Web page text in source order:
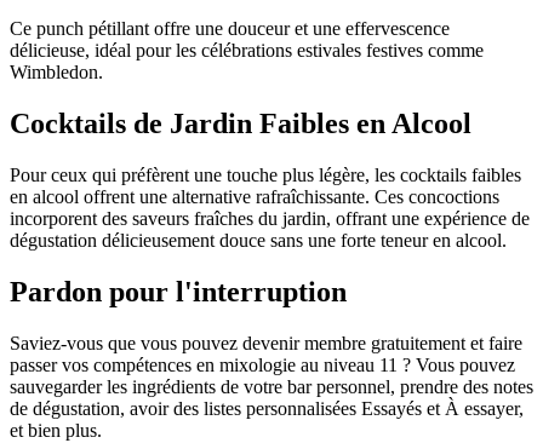
Ce punch pétillant offre une douceur et une effervescence
délicieuse, idéal pour les célébrations estivales festives comme
Wimbledon.
Cocktails de Jardin Faibles en Alcool
Pour ceux qui préfèrent une touche plus légère, les cocktails faibles
en alcool offrent une alternative rafraîchissante. Ces concoctions
incorporent des saveurs fraîches du jardin, offrant une expérience de
dégustation délicieusement douce sans une forte teneur en alcool.
Pardon pour l'interruption
Saviez-vous que vous pouvez devenir membre gratuitement et faire
passer vos compétences en mixologie au niveau 11 ? Vous pouvez
sauvegarder les ingrédients de votre bar personnel, prendre des notes
de dégustation, avoir des listes personnalisées Essayés et À essayer,
et bien plus.